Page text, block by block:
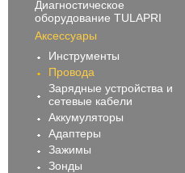
Диагностическое
оборудование TULAPRI
Аксессуары
Инструменты
Провода
Зарядные устройства и
сетевые кабели
Аккумуляторы
Адаптеры
Зажимы
Зонды